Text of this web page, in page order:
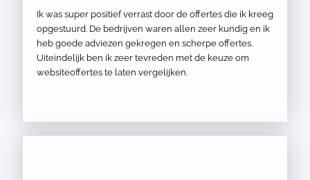
Ik was super positief verrast door de offertes die ik kreeg
opgestuurd. De bedrijven waren allen zeer kundig en ik
heb goede adviezen gekregen en scherpe offertes.
Uiteindelijk ben ik zeer tevreden met de keuze om
websiteoffertes te laten vergelijken.